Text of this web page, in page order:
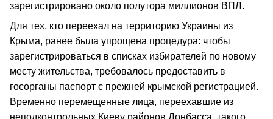
зарегистрировано около полутора миллионов ВПЛ.
Для тех, кто переехал на территорию Украины из
Крыма, ранее была упрощена процедура: чтобы
зарегистрироваться в списках избирателей по новому
месту жительства, требовалось предоставить в
госорганы паспорт с прежней крымской регистрацией.
Временно перемещенные лица, переехавшие из
неподконтрольных Киеву районов Донбасса, такого